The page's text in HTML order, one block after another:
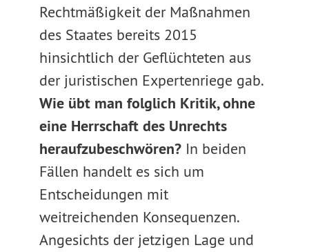
Rechtmäßigkeit der Maßnahmen
des Staates bereits 2015
hinsichtlich der Geflüchteten aus
der juristischen Expertenriege gab.
Wie übt man folglich Kritik, ohne
eine Herrschaft des Unrechts
heraufzubeschwören? In beiden
Fällen handelt es sich um
Entscheidungen mit
weitreichenden Konsequenzen.
Angesichts der jetzigen Lage und